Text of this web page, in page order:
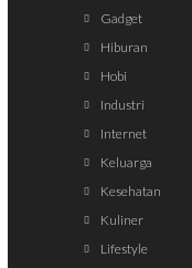
Gadget
Hiburan
Hobi
Industri
Internet
Keluarga
Kesehatan
Kuliner
Lifestyle